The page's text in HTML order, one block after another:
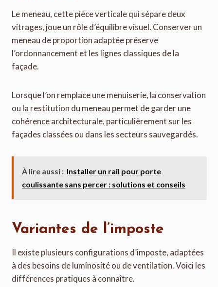
Le meneau, cette pièce verticale qui sépare deux
vitrages, joue un rôle d’équilibre visuel. Conserver un
meneau de proportion adaptée préserve
l’ordonnancement et les lignes classiques de la
façade.
Lorsque l’on remplace une menuiserie, la conservation
ou la restitution du meneau permet de garder une
cohérence architecturale, particulièrement sur les
façades classées ou dans les secteurs sauvegardés.
À lire aussi : Installer un rail pour porte
coulissante sans percer : solutions et conseils
Variantes de l’imposte
Il existe plusieurs configurations d’imposte, adaptées
à des besoins de luminosité ou de ventilation. Voici les
différences pratiques à connaître.